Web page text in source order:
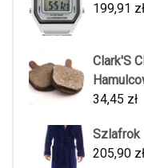
199,91 zł
Clark'S
34,45 zł
Szlafrok
205,90 zł